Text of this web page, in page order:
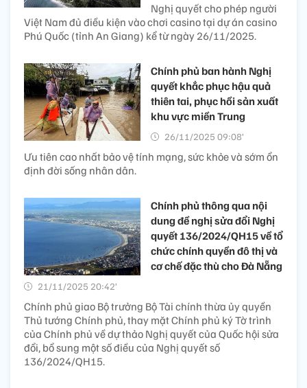
Nghị quyết cho phép người
Việt Nam đủ điều kiện vào chơi casino tại dự án casino
Phú Quốc (tỉnh An Giang) kể từ ngày 26/11/2025.
Chính phủ ban hành Nghị
quyết khắc phục hậu quả
thiên tai, phục hồi sản xuất
khu vực miền Trung
26/11/2025 09:08’
Ưu tiên cao nhất bảo vệ tính mạng, sức khỏe và sớm ổn
định đời sống nhân dân.
Chính phủ thông qua nội
dung đề nghị sửa đổi Nghị
quyết 136/2024/QH15 về tổ
chức chính quyền đô thị và
cơ chế đặc thù cho Đà Nẵng
21/11/2025 20:42’
Chính phủ giao Bộ trưởng Bộ Tài chính thừa ủy quyền
Thủ tướng Chính phủ, thay mặt Chính phủ ký Tờ trình
của Chính phủ về dự thảo Nghị quyết của Quốc hội sửa
đổi, bổ sung một số điều của Nghị quyết số
136/2024/QH15.